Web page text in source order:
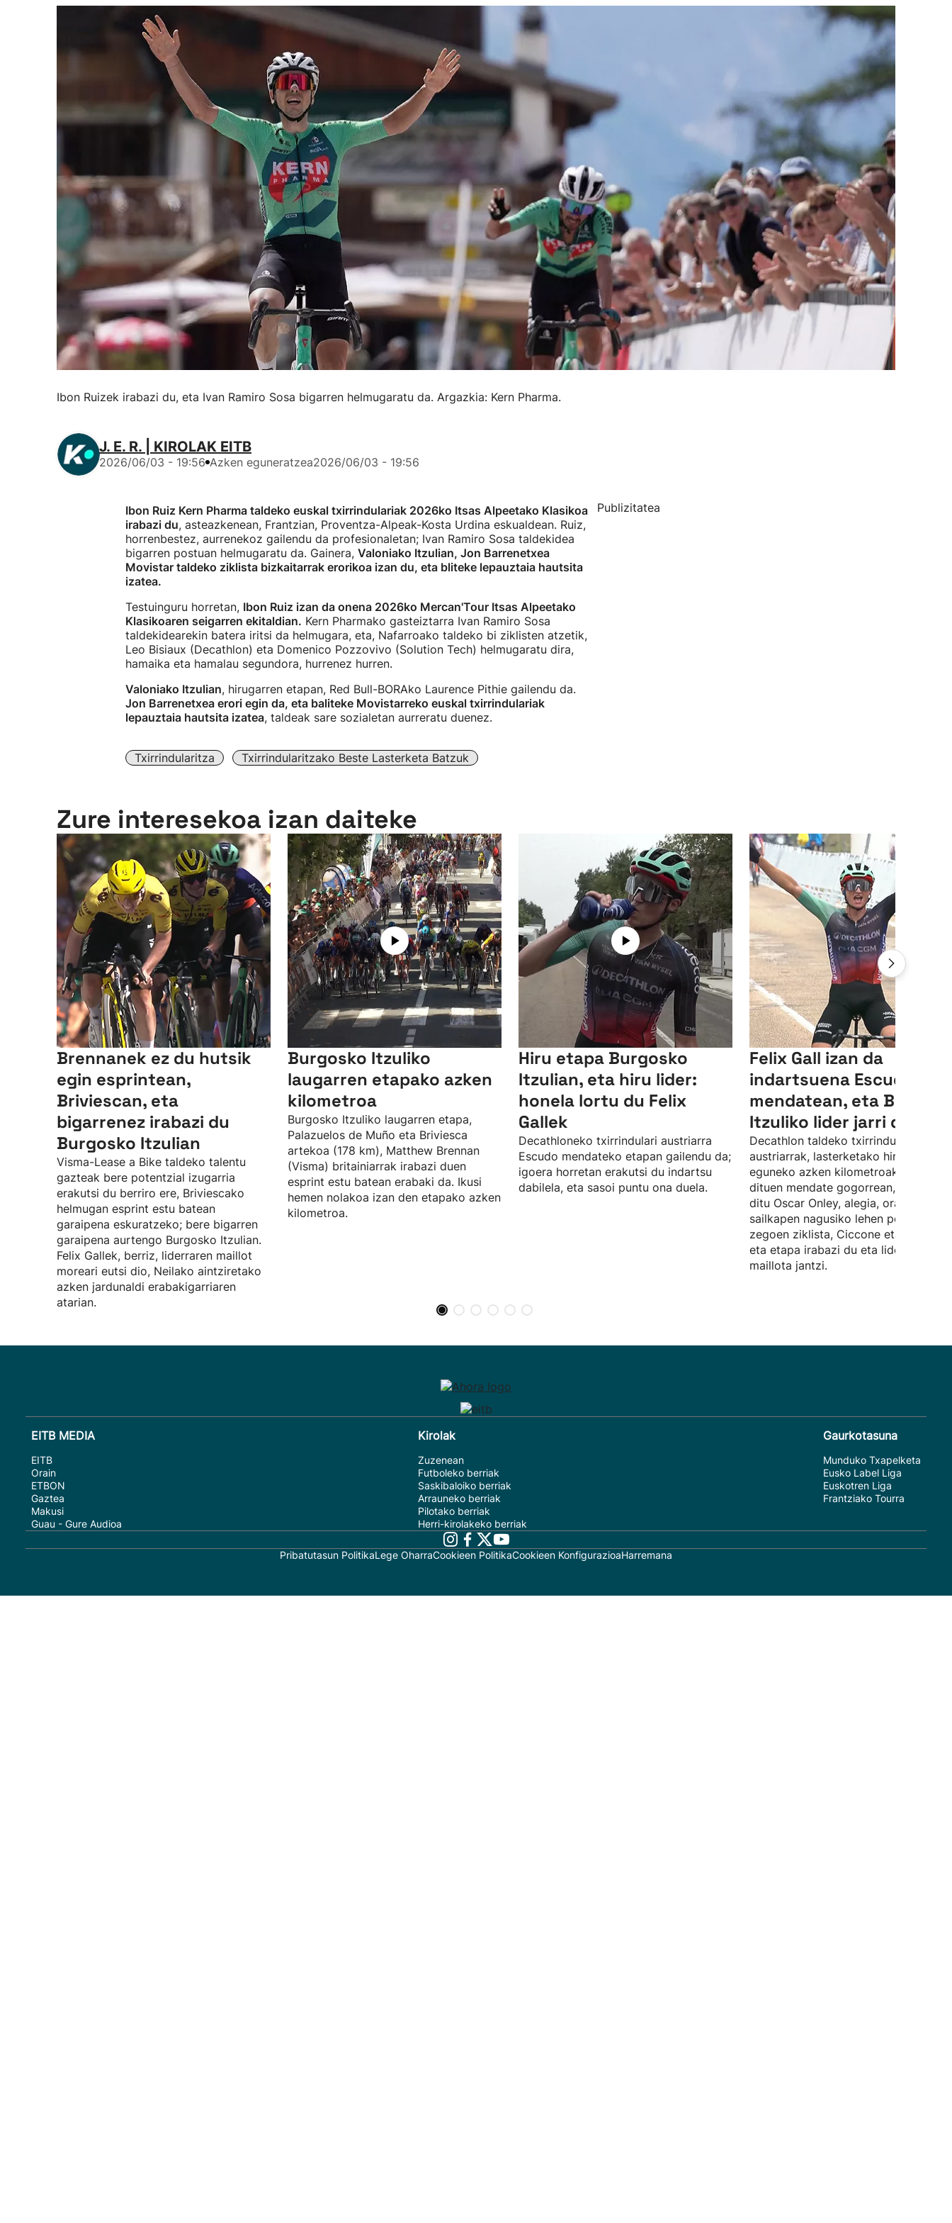
Ibon Ruizek irabazi du, eta Ivan Ramiro Sosa bigarren helmugaratu da. Argazkia: Kern Pharma.
J. E. R. | KIROLAK EITB
2026/06/03 - 19:56 Azken eguneratzea2026/06/03 - 19:56
Ibon Ruiz Kern Pharma taldeko euskal txirrindulariak 2026ko Itsas Alpeetako Klasikoa
irabazi du, asteazkenean, Frantzian, Proventza-Alpeak-Kosta Urdina eskualdean. Ruiz,
horrenbestez, aurrenekoz gailendu da profesionaletan; Ivan Ramiro Sosa taldekidea
bigarren postuan helmugaratu da. Gainera, Valoniako Itzulian, Jon Barrenetxea
Movistar taldeko ziklista bizkaitarrak erorikoa izan du, eta bliteke lepauztaia hautsita
izatea.
Testuinguru horretan, Ibon Ruiz izan da onena 2026ko Mercan'Tour Itsas Alpeetako
Klasikoaren seigarren ekitaldian. Kern Pharmako gasteiztarra Ivan Ramiro Sosa
taldekidearekin batera iritsi da helmugara, eta, Nafarroako taldeko bi ziklisten atzetik,
Leo Bisiaux (Decathlon) eta Domenico Pozzovivo (Solution Tech) helmugaratu dira,
hamaika eta hamalau segundora, hurrenez hurren.
Valoniako Itzulian, hirugarren etapan, Red Bull-BORAko Laurence Pithie gailendu da.
Jon Barrenetxea erori egin da, eta baliteke Movistarreko euskal txirrindulariak
lepauztaia hautsita izatea, taldeak sare sozialetan aurreratu duenez.
Txirrindularitza Txirrindularitzako Beste Lasterketa Batzuk
Publizitatea
Zure interesekoa izan daiteke
Brennanek ez du hutsik
egin esprintean,
Briviescan, eta
bigarrenez irabazi du
Burgosko Itzulian
Visma-Lease a Bike taldeko talentu
gazteak bere potentzial izugarria
erakutsi du berriro ere, Briviescako
helmugan esprint estu batean
garaipena eskuratzeko; bere bigarren
garaipena aurtengo Burgosko Itzulian.
Felix Gallek, berriz, liderraren maillot
moreari eutsi dio, Neilako aintziretako
azken jardunaldi erabakigarriaren
atarian.
Burgosko Itzuliko
laugarren etapako azken
kilometroa
Burgosko Itzuliko laugarren etapa,
Palazuelos de Muño eta Briviesca
artekoa (178 km), Matthew Brennan
(Visma) britainiarrak irabazi duen
esprint estu batean erabaki da. Ikusi
hemen nolakoa izan den etapako azken
kilometroa.
Hiru etapa Burgosko
Itzulian, eta hiru lider:
honela lortu du Felix
Gallek
Decathloneko txirrindulari austriarra
Escudo mendateko etapan gailendu da;
igoera horretan erakutsi du indartsu
dabilela, eta sasoi puntu ona duela.
Felix Gall izan da
indartsuena Escudo
mendatean, eta
Itzuliko lider jarri da
Decathlon taldeko txirrindulari
austriarrak, lasterketako hirugarren
eguneko azken kilometroak markatu
dituen mendate gogorrean, atzean
ditu Oscar Onley, alegia, orain arte
sailkapen nagusiko lehen postuan
zegoen ziklista, Ciccone eta
eta etapa irabazi du eta liderraren
maillota jantzi.
EITB MEDIA
EITB
Orain
ETBON
Gaztea
Makusi
Guau - Gure Audioa
Kirolak
Zuzenean
Futboleko berriak
Saskibaloiko berriak
Arrauneko berriak
Pilotako berriak
Herri-kirolakeko berriak
Gaurkotasuna
Munduko Txapelketa
Eusko Label Liga
Euskotren Liga
Frantziako Tourra
Pribatutasun PolitikaLege OharraCookieen PolitikaCookieen KonfigurazioaHarremana